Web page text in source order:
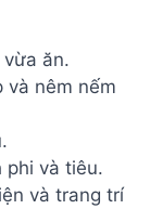
ăn.
và nêm nếm
và trang trí